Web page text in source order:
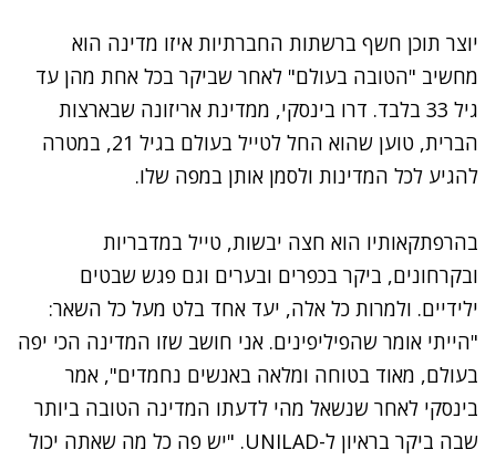
יוצר תוכן חשף ברשתות החברתיות איזו מדינה הוא
מחשיב "הטובה בעולם" לאחר שביקר בכל אחת מהן עד
גיל 33 בלבד. דרו בינסקי, ממדינת אריזונה שבארצות
הברית, טוען שהוא החל לטייל בעולם בגיל 21, במטרה
להגיע לכל המדינות ולסמן אותן במפה שלו.
בהרפתקאותיו הוא חצה יבשות, טייל במדבריות
ובקרחונים, ביקר בכפרים ובערים וגם פגש שבטים
ילידיים. ולמרות כל אלה, יעד אחד בלט מעל כל השאר:
"הייתי אומר שהפיליפינים. אני חושב שזו המדינה הכי יפה
בעולם, מאוד בטוחה ומלאה באנשים נחמדים", אמר
בינסקי לאחר שנשאל מהי לדעתו המדינה הטובה ביותר
שבה ביקר בראיון ל-UNILAD. "יש פה כל מה שאתה יכול